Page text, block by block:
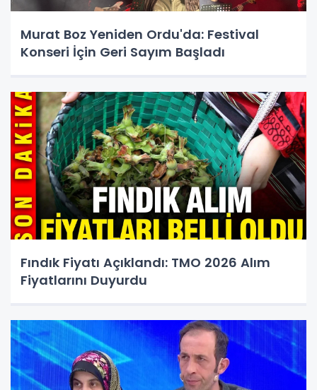
Murat Boz Yeniden Ordu'da: Festival
Konseri İçin Geri Sayım Başladı
Fındık Fiyatı Açıklandı: TMO 2026 Alım
Fiyatlarını Duyurdu